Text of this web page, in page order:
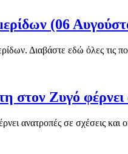
(06
Διαβάστε εδώ όλες τις
Ζυγό φέρνει
ανατροπές σε σχέσεις και